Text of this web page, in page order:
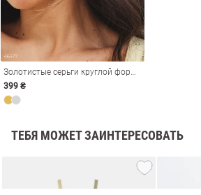
Золотистые серьги круглой формы с жемчужинами
399 ₴
ТЕБЯ МОЖЕТ ЗАИНТЕРЕСОВАТЬ